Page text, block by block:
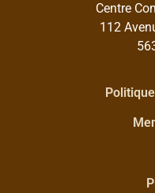
Centre
112